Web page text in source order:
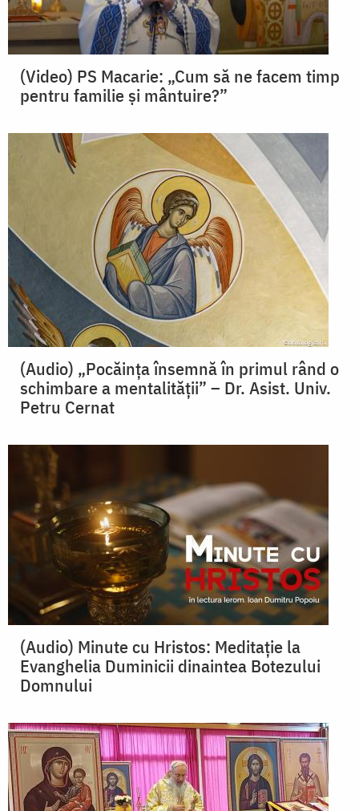
(Video) PS Macarie: „Cum să ne facem timp
pentru familie și mântuire?”
(Audio) „Pocăința însemnă în primul rând o
schimbare a mentalității” – Dr. Asist. Univ.
Petru Cernat
(Audio) Minute cu Hristos: Meditație la
Evanghelia Duminicii dinaintea Botezului
Domnului